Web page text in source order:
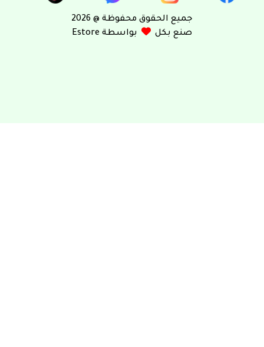
جميع الحقوق محفوظة @ 2026
صنع بكل
بواسطة Estore